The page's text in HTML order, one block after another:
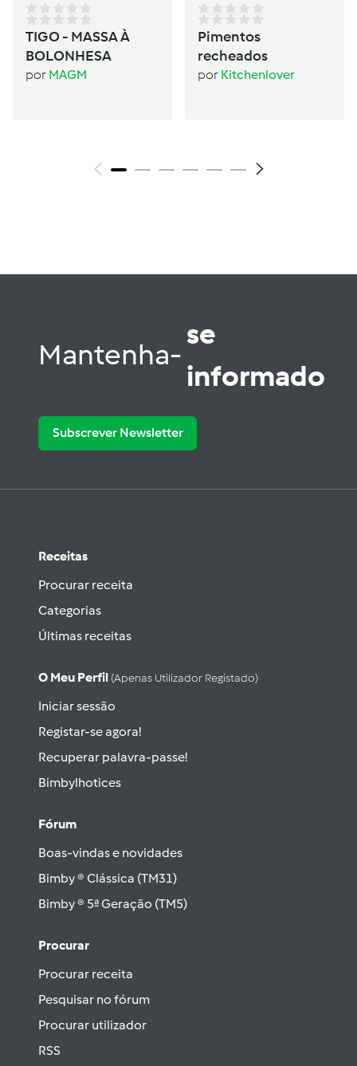
TIGO - MASSA À
BOLONHESA
por MAGM
Pimentos
recheados
por Kitchenlover
Mantenha-
se
informado
Subscrever Newsletter
Receitas
Procurar receita
Categorias
Últimas receitas
O Meu Perfil (apenas Utilizador Registado)
Iniciar sessão
Registar-se agora!
Recuperar palavra-passe!
Bimbylhotices
Fórum
Boas-vindas e novidades
Bimby ® Clássica (TM31)
Bimby ® 5ª Geração (TM5)
Procurar
Procurar receita
Pesquisar no fórum
Procurar utilizador
RSS